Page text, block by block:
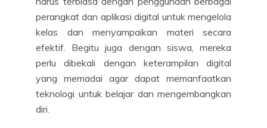
perangkat dan aplikasi digital untuk mengelola
kelas dan menyampaikan materi secara
efektif. Begitu juga dengan siswa, mereka
perlu dibekali dengan keterampilan digital
yang memadai agar dapat memanfaatkan
teknologi untuk belajar dan mengembangkan
diri.